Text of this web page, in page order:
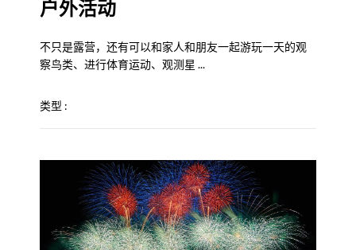
户外活动
不只是露营，还有可以和家人和朋友一起游玩一天的观
察鸟类、进行体育运动、观测星 ...
类型 :